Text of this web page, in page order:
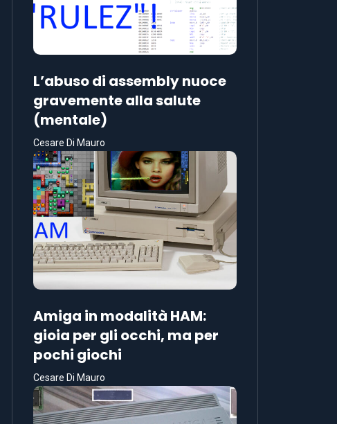
L’abuso di assembly nuoce
gravemente alla salute
(mentale)
Cesare Di Mauro
Amiga in modalità HAM:
gioia per gli occhi, ma per
pochi giochi
Cesare Di Mauro